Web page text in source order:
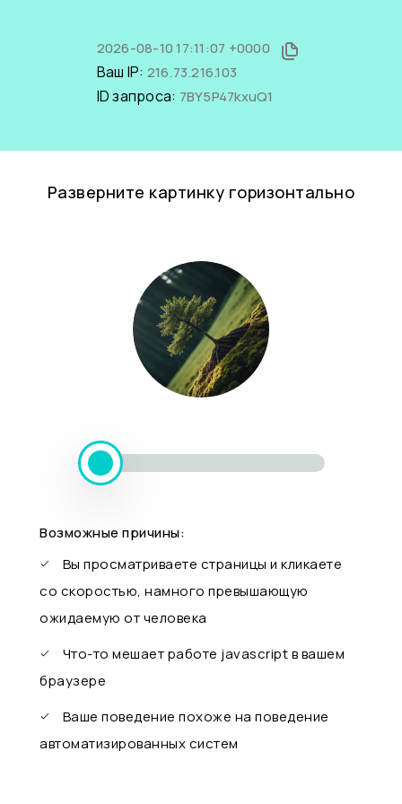
2026-08-10 17:11:07 +0000
Ваш IP: 216.73.216.103
ID запроса: 7BY5P47kxuQ1
Разверните картинку горизонтально
Возможные причины:
Вы просматриваете страницы и кликаете
со скоростью, намного превышающую
ожидаемую от человека
Что-то мешает работе javascript в вашем
браузере
Ваше поведение похоже на поведение
автоматизированных систем